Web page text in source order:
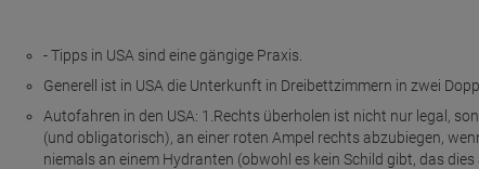
- Tipps in USA sind eine gängige Praxis.
Generell ist in USA die Unterkunft in Dreibettzimmern in zwei
Autofahren in den USA: 1.Rechts überholen ist nicht nur legal,
(und obligatorisch), an einer roten Ampel rechts abzubiegen,
niemals an einem Hydranten (obwohl es kein Schild gibt, das